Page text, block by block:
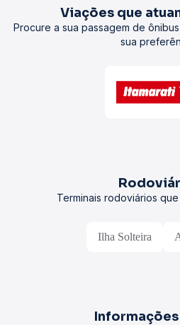
Viações que
Procure a sua passagem de
sua
Terminais rodoviários
Ilha Solteira